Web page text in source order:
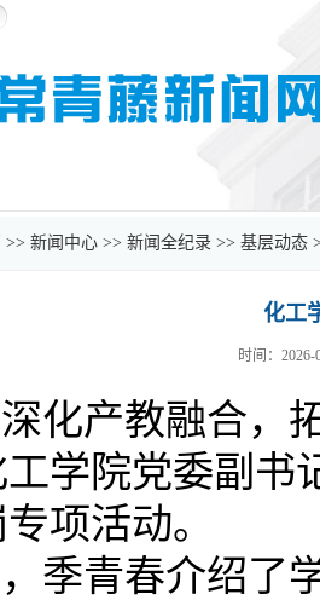
>> 新闻中心 >> 新闻全纪录 >> 基层动态
化工
时间：2026-
化产教融合，
工学院党委副
项活动。
季青春介绍了